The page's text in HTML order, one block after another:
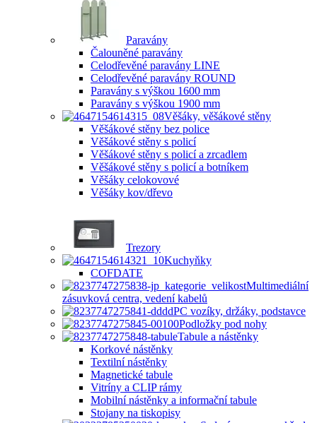
Paravány
Čalouněné paravány
Celodřevěné paravány LINE
Celodřevěné paravány ROUND
Paravány s výškou 1600 mm
Paravány s výškou 1900 mm
Věšáky, věšákové stěny
Věšákové stěny bez police
Věšákové stěny s policí
Věšákové stěny s policí a zrcadlem
Věšákové stěny s policí a botníkem
Věšáky celokovové
Věšáky kov/dřevo
Trezory
Kuchyňky
COFDATE
Multimediální
zásuvková centra, vedení kabelů
PC vozíky, držáky, podstavce
Podložky pod nohy
Tabule a nástěnky
Korkové nástěnky
Textilní nástěnky
Magnetické tabule
Vitríny a CLIP rámy
Mobilní nástěnky a informační tabule
Stojany na tiskopisy